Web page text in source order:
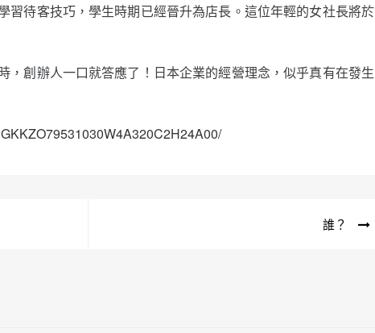
習待客技巧，學生時期已經晉升為店長。這位年輕的女社長將於
，創辦人一口就答應了！日本企業的經營理念，似乎真有在發生
誰？